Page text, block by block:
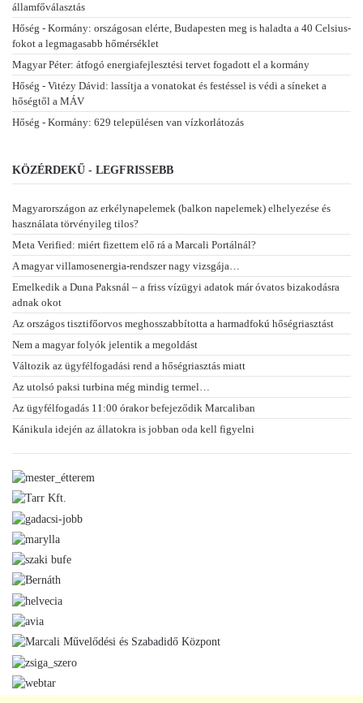
államfőválasztás
Hőség - Kormány: országosan elérte, Budapesten meg is haladta a 40 Celsius-
fokot a legmagasabb hőmérséklet
Magyar Péter: átfogó energiafejlesztési tervet fogadott el a kormány
Hőség - Vitézy Dávid: lassítja a vonatokat és festéssel is védi a síneket a
hőségtől a MÁV
Hőség - Kormány: 629 településen van vízkorlátozás
KÖZÉRDEKŰ - LEGFRISSEBB
Magyarországon az erkélynapelemek (balkon napelemek) elhelyezése és
használata törvényileg tilos?
Meta Verified: miért fizettem elő rá a Marcali Portálnál?
A magyar villamosenergia-rendszer nagy vizsgája…
Emelkedik a Duna Paksnál – a friss vízügyi adatok már óvatos bizakodásra
adnak okot
Az országos tisztifőorvos meghosszabbította a harmadfokú hőségriasztást
Nem a magyar folyók jelentik a megoldást
Változik az ügyfélfogadási rend a hőségriasztás miatt
Az utolsó paksi turbina még mindig termel…
Az ügyfélfogadás 11:00 órakor befejeződik Marcaliban
Kánikula idején az állatokra is jobban oda kell figyelni